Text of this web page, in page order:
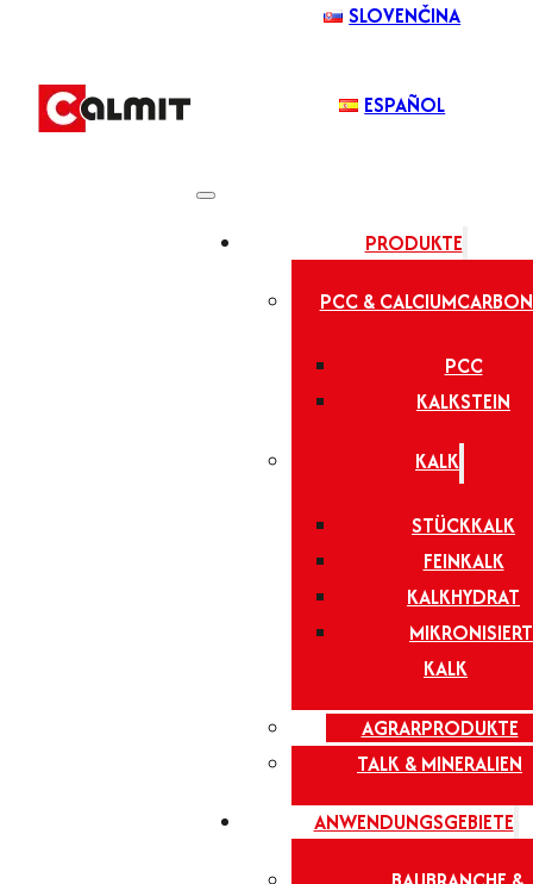
SLOVENČINA
ESPAÑOL
PRODUKTE
PCC &
PCC
KALKSTEIN
KALK
STÜCKKALK
FEINKALK
KALKHYDRAT
KALK
AGRARPRODUKTE
TALK & MINERALIEN
ANWENDUNGSGEBIETE